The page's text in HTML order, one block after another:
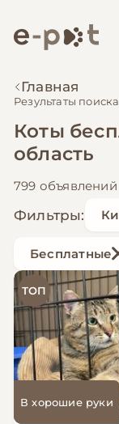
Главная
Результаты поиска
Коты
область
799 объявлений
Фильтры:
Бесплатные
ТОП
В хорошие руки